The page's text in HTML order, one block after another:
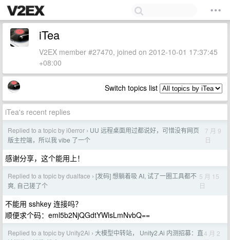
iTea
V2EX member #27470, joined on 2012-10-01 17:37:45
+08:00
Switch topics list
iTea's recent replies
Replied to a topic by i0error › UU 远程桌面用过都说好，可惜没有网页
版主控端，所以我 vibe 了一个
7 月 9
日
感谢分享，这个能用上！
Replied to a topic by dualface › [发码] 想躺着吸 AI, 试了一圈工具都不
爽, 自己搓了个
5 月 15
日
不能用 sshkey 连接吗？
顺便求个码：eml5b2NjQGdtYWlsLmNvbQ==
Replied to a topic by Unity2Ai › 大模型中转站， Unity2.Ai 内测招募：直4 月 2